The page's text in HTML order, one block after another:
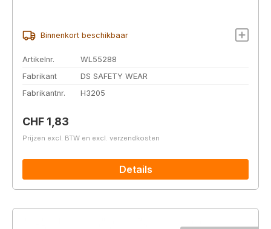
Binnenkort beschikbaar
Artikelnr.
WL55288
Fabrikant
DS SAFETY WEAR
Fabrikantnr.
H3205
Normale prijs:
CHF 1,83
Prijzen excl. BTW en excl. verzendkosten
Details